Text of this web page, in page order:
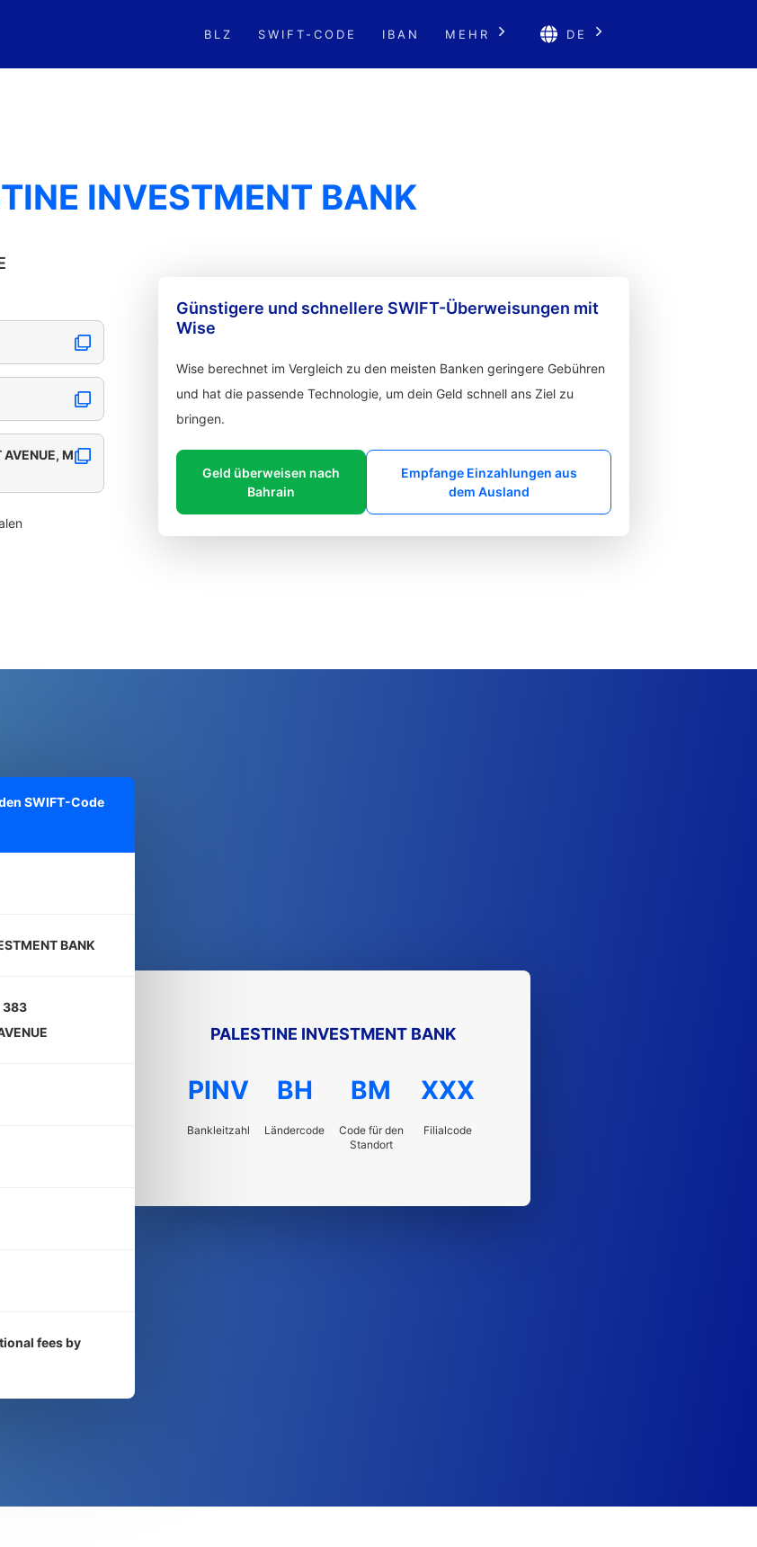
BLZ SWIFT-CODE IBAN MEHR DE
INVESTMENT BANK
M
Günstigere und schnellere SWIFT-Überweisungen mit
Wise
Wise berechnet im Vergleich zu den meisten Banken geringere Gebühren
und hat die passende Technologie, um dein Geld schnell ans Ziel zu
bringen.
Geld überweisen nach
Bahrain
Empfange Einzahlungen aus
dem Ausland
SWIFT-Code
BANK
383
fees by
PALESTINE INVESTMENT BANK
PINV
Bankleitzahl
BH
Ländercode
BM
Code für den
Standort
XXX
Filialcode